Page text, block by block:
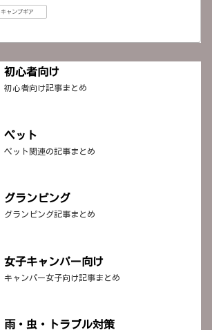
キャンプギア
初心者向け
初心者向け記事まとめ
ペット
ペット関連の記事まとめ
グランピング
グランピング記事まとめ
女子キャンパー向け
キャンパー女子向け記事まとめ
雨・虫・トラブル対策